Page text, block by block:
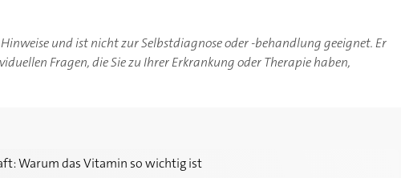
und ist nicht zur Selbstdiagnose oder -behandlung geeignet. Er
Fragen, die Sie zu Ihrer Erkrankung oder Therapie haben,
Warum das Vitamin so wichtig ist
Vitamin so wichtig ist